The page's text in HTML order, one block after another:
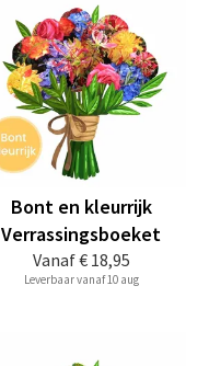
Vanaf€ 18,95
Bont en kleurrijk
Verrassingsboeket
Leverbaar vanaf 10 aug